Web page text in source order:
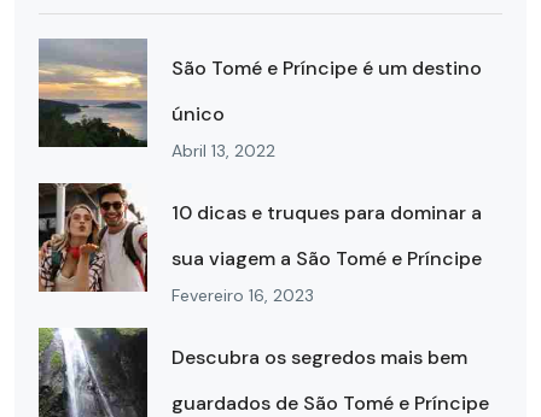
São Tomé e Príncipe é um destino
único
Abril 13, 2022
10 dicas e truques para dominar a
sua viagem a São Tomé e Príncipe
Fevereiro 16, 2023
Descubra os segredos mais bem
guardados de São Tomé e Príncipe